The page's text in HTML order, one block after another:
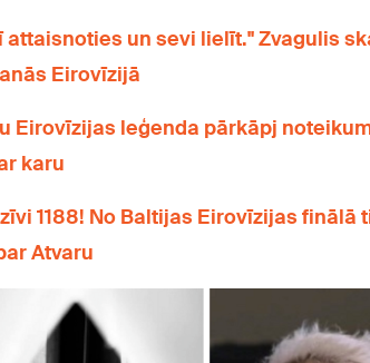
attaisnoties un sevi lielīt." Zvagulis
Eirovīzijā
Eirovīzijas leģenda pārkāpj
karu
1188! No Baltijas Eirovīzijas
Atvaru